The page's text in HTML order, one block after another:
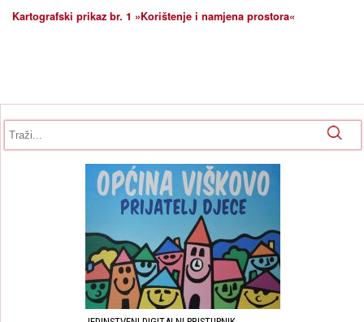
Kartografski prikaz br. 1 »Korištenje i namjena prostora«